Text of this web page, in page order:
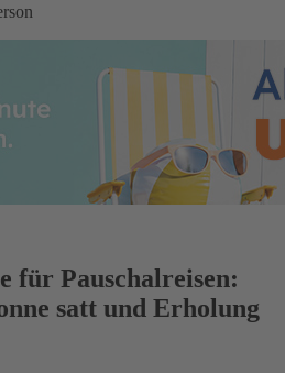
für Pauschalreisen:
satt und Erholung